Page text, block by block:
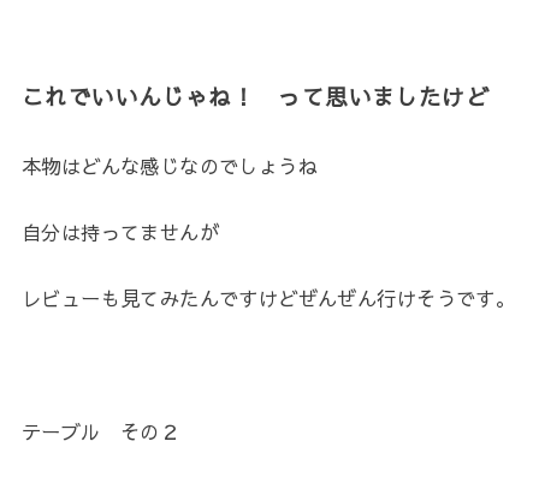
これでいいんじゃね！ って思いましたけど
本物はどんな感じなのでしょうね
自分は持ってませんが
レビューも見てみたんですけどぜんぜん行けそうです。
テーブル その２